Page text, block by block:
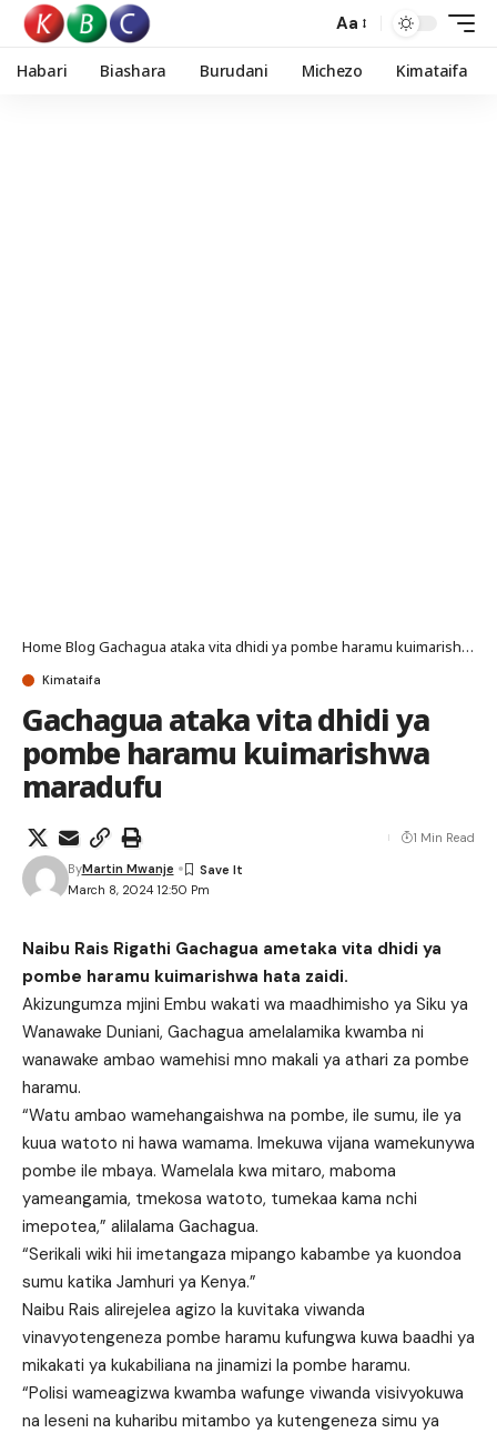
Aa
Habari Biashara Burudani Michezo Kimataifa
Home Blog Gachagua ataka vita dhidi ya pombe haramu kuimarishwa maradufu
Kimataifa
Gachagua ataka vita dhidi ya
pombe haramu kuimarishwa
maradufu
March 8, 2024 12:50 Pm
ByMartin Mwanje
1 Min Read
Naibu Rais Rigathi Gachagua ametaka vita dhidi ya
pombe haramu kuimarishwa hata zaidi.
Akizungumza mjini Embu wakati wa maadhimisho ya Siku ya
Wanawake Duniani, Gachagua amelalamika kwamba ni
wanawake ambao wamehisi mno makali ya athari za pombe
haramu.
“Watu ambao wamehangaishwa na pombe, ile sumu, ile ya
kuua watoto ni hawa wamama. Imekuwa vijana wamekunywa
pombe ile mbaya. Wamelala kwa mitaro, maboma
yameangamia, tmekosa watoto, tumekaa kama nchi
imepotea,” alilalama Gachagua.
“Serikali wiki hii imetangaza mipango kabambe ya kuondoa
sumu katika Jamhuri ya Kenya.”
Naibu Rais alirejelea agizo la kuvitaka viwanda
vinavyotengeneza pombe haramu kufungwa kuwa baadhi ya
mikakati ya kukabiliana na jinamizi la pombe haramu.
“Polisi wameagizwa kwamba wafunge viwanda visivyokuwa
na leseni na kuharibu mitambo ya kutengeneza simu ya